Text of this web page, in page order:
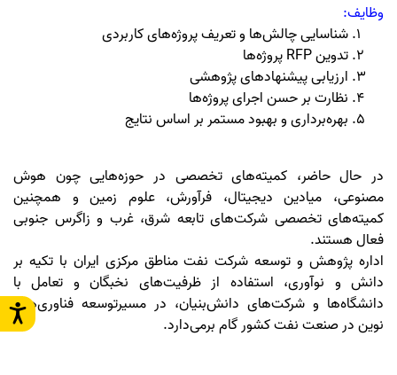
وظایف:
شناسایی چالش‌ها و تعریف پروژه‌های کاربردی
تدوینRFPپروژه‌ها
ارزیابی پیشنهادهای پژوهشی
نظارت بر حسن اجرای پروژه‌ها
بهره‌برداری و بهبود مستمر بر اساس نتایج
در حال حاضر، کمیته‌های تخصصی در حوزه‌هایی چون هوش
مصنوعی، میادین دیجیتال، فرآورش، علوم زمین و همچنین
کمیته‌های تخصصی شرکت‌های تابعه شرق، غرب و زاگرس جنوبی
فعال هستند.
اداره پژوهش و توسعه شرکت نفت مناطق مرکزی ایران با تکیه بر
دانش و نوآوری، استفاده از ظرفیت‌های نخبگان و تعامل با
دانشگاه‌ها و شرکت‌های دانش‌بنیان، در مسیرتوسعه فناوری‌های
نوین در صنعت نفت کشور گام برمی‌دارد.